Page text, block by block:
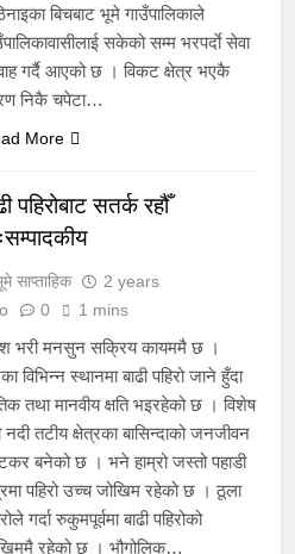
बिचबाट भूमे गाउँपालिकाले
सकेको सम्म भरपर्दाे सेवा
गर्दै आएको छ । विकट क्षेत्र भएकै
निकै चपेटा…
More
पहिरोबाट सतर्क रहौँ
साप्ताहिक
2 years
0 1 mins
भरी मनसुन सक्रिय कायममै छ ।
विभिन्न स्थानमा बाढी पहिरो जाने हुँदा
तथा मानवीय क्षति भइरहेको छ । विशेष
नदी तटीय क्षेत्रका बासिन्दाको जनजीवन
बनेको छ । भने हाम्रो जस्तो पहाडी
पहिरो उच्च जोखिम रहेको छ । ठूला
गर्दा रुकुमपूर्वमा बाढी पहिरोको
रहेको छ । भौगोलिक…